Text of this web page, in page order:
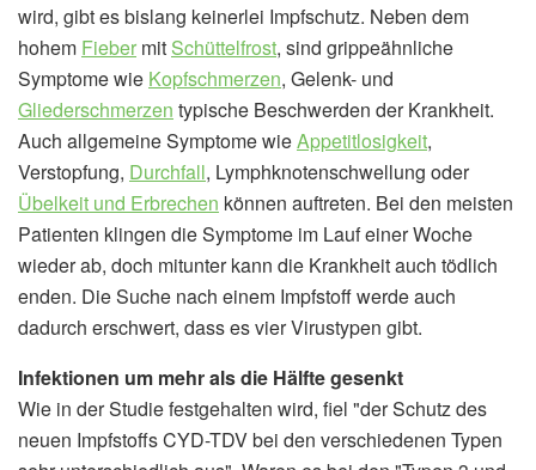
wird, gibt es bislang keinerlei Impfschutz. Neben dem
hohem Fieber mit Schüttelfrost, sind grippeähnliche
Symptome wie Kopfschmerzen, Gelenk- und
Gliederschmerzen typische Beschwerden der Krankheit.
Auch allgemeine Symptome wieAppetitlosigkeit,
Verstopfung, Durchfall, Lymphknotenschwellung oder
Übelkeit und Erbrechen können auftreten. Bei den meisten
Patienten klingen die Symptome im Lauf einer Woche
wieder ab, doch mitunter kann die Krankheit auch tödlich
enden. Die Suche nach einem Impfstoff werde auch
dadurch erschwert, dass es vier Virustypen gibt.
Infektionen um mehr als die Hälfte gesenkt
Wie in der Studie festgehalten wird, fiel "der Schutz des
neuen Impfstoffs CYD-TDV bei den verschiedenen Typen